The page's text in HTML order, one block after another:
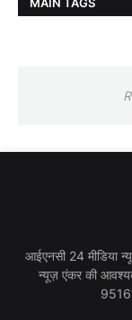
आईएनसी 24 मीडिया
न्यूज़ एंकर की